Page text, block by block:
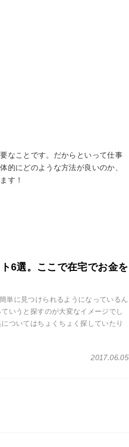
なことです。だからといって仕事
的にどのような方法が良いのか、
す！
6選。ここで在宅でお金を
単に見つけられるようになっているん
いうと探すのが大変なイメージでし
ついてはちょくちょく探していたり
2017.06.05